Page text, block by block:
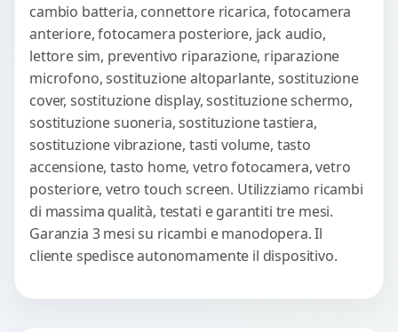
cambio batteria, connettore ricarica, fotocamera
anteriore, fotocamera posteriore, jack audio,
lettore sim, preventivo riparazione, riparazione
microfono, sostituzione altoparlante, sostituzione
cover, sostituzione display, sostituzione schermo,
sostituzione suoneria, sostituzione tastiera,
sostituzione vibrazione, tasti volume, tasto
accensione, tasto home, vetro fotocamera, vetro
posteriore, vetro touch screen. Utilizziamo ricambi
di massima qualità, testati e garantiti tre mesi.
Garanzia 3 mesi su ricambi e manodopera. Il
cliente spedisce autonomamente il dispositivo.